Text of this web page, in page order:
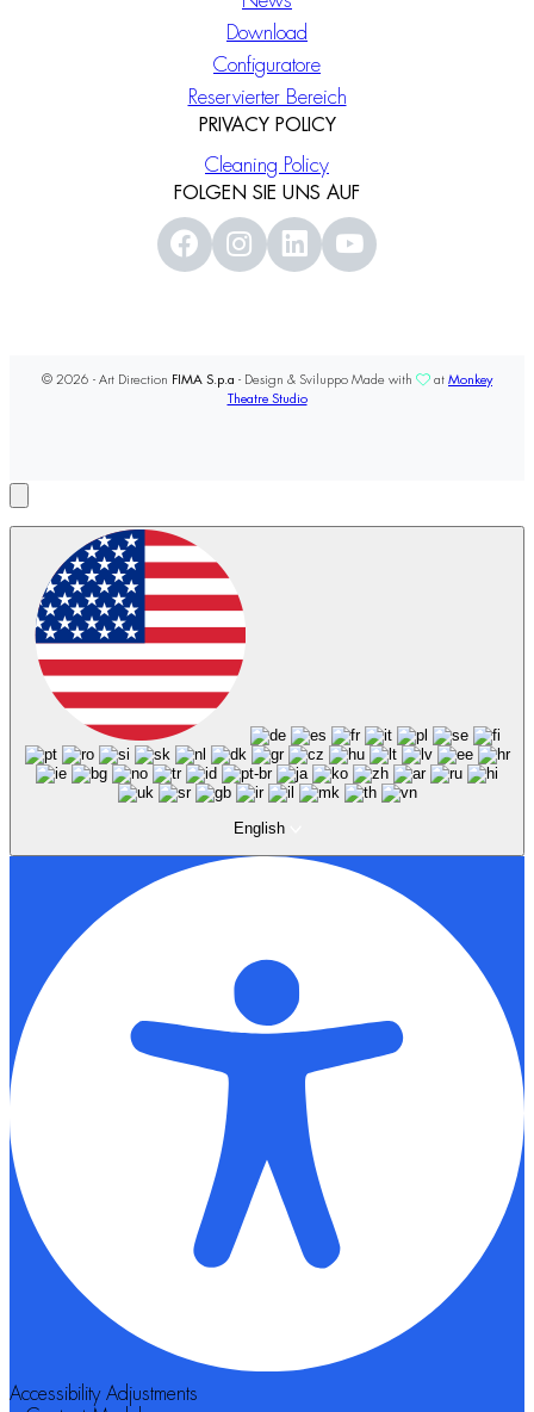
Download
Configuratore
Reservierter Bereich
PRIVACY POLICY
Cleaning Policy
FOLGEN SIE UNS AUF
© 2026 - Art Direction FIMA S.p.a - Design & Sviluppo Made with at Monkey
Theatre Studio
English
Accessibility Adjustments